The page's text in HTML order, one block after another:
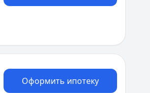
Оформить ипотеку